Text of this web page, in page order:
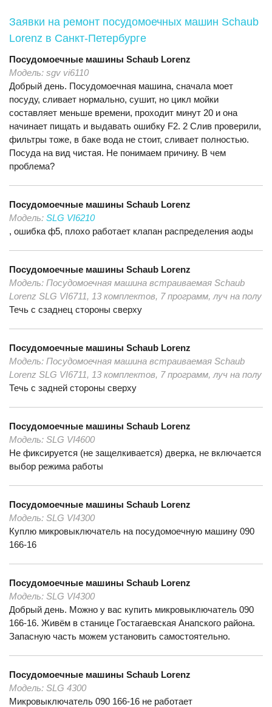
Заявки на ремонт посудомоечных машин Schaub
Lorenz в Санкт-Петербурге
Посудомоечные машины Schaub Lorenz
Модель: sgv vi6110
Добрый день. Посудомоечная машина, сначала моет
посуду, сливает нормально, сушит, но цикл мойки
составляет меньше времени, проходит минут 20 и она
начинает пищать и выдавать ошибку F2. 2 Слив проверили,
фильтры тоже, в баке вода не стоит, сливает полностью.
Посуда на вид чистая. Не понимаем причину. В чем
проблема?
Посудомоечные машины Schaub Lorenz
Модель: SLG VI6210
, ошибка ф5, плохо работает клапан распределения аоды
Посудомоечные машины Schaub Lorenz
Модель: Посудомоечная машина встраиваемая Schaub
Lorenz SLG VI6711, 13 комплектов, 7 программ, луч на полу
Течь с сзаднец стороны сверху
Посудомоечные машины Schaub Lorenz
Модель: Посудомоечная машина встраиваемая Schaub
Lorenz SLG VI6711, 13 комплектов, 7 программ, луч на полу
Течь с задней стороны сверху
Посудомоечные машины Schaub Lorenz
Модель: SLG VI4600
Не фиксируется (не защелкивается) дверка, не включается
выбор режима работы
Посудомоечные машины Schaub Lorenz
Модель: SLG VI4300
Куплю микровыключатель на посудомоечную машину 090
166-16
Посудомоечные машины Schaub Lorenz
Модель: SLG VI4300
Добрый день. Можно у вас купить микровыключатель 090
166-16. Живём в станице Гостагаевская Анапского района.
Запасную часть можем установить самостоятельно.
Посудомоечные машины Schaub Lorenz
Модель: SLG 4300
Микровыключатель 090 166-16 не работает